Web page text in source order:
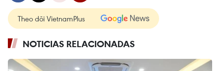
Theo dõi VietnamPlus
NOTICIAS RELACIONADAS